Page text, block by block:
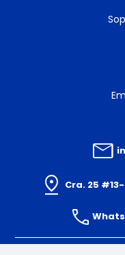
Cra. 25